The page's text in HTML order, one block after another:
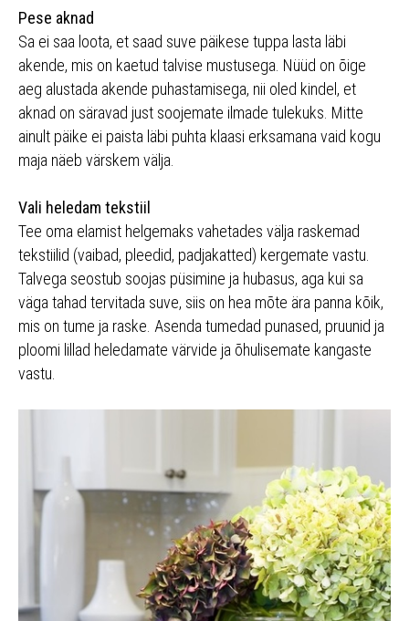
Pese aknad
Sa ei saa loota, et saad suve päikese tuppa lasta läbi
akende, mis on kaetud talvise mustusega. Nüüd on õige
aeg alustada akende puhastamisega, nii oled kindel, et
aknad on säravad just soojemate ilmade tulekuks. Mitte
ainult päike ei paista läbi puhta klaasi erksamana vaid kogu
maja näeb värskem välja.
Vali heledam tekstiil
Tee oma elamist helgemaks vahetades välja raskemad
tekstiilid (vaibad, pleedid, padjakatted) kergemate vastu.
Talvega seostub soojas püsimine ja hubasus, aga kui sa
väga tahad tervitada suve, siis on hea mõte ära panna kõik,
mis on tume ja raske. Asenda tumedad punased, pruunid ja
ploomi lillad heledamate värvide ja õhulisemate kangaste
vastu.